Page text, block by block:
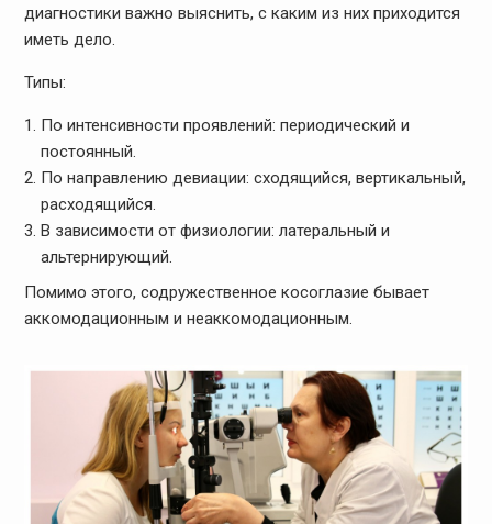
диагностики важно выяснить, с каким из них приходится
иметь дело.
Типы:
По интенсивности проявлений: периодический и
постоянный.
По направлению девиации: сходящийся, вертикальный,
расходящийся.
В зависимости от физиологии: латеральный и
альтернирующий.
Помимо этого, содружественное косоглазие бывает
аккомодационным и неаккомодационным.